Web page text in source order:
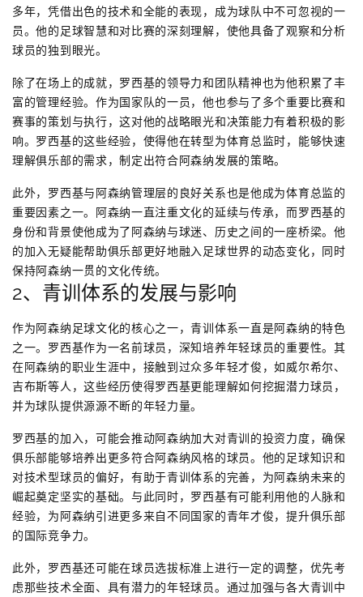
多年，凭借出色的技术和全能的表现，成为球队中不可忽视的一
员。他的足球智慧和对比赛的深刻理解，使他具备了观察和分析
球员的独到眼光。
除了在场上的成就，罗西基的领导力和团队精神也为他积累了丰
富的管理经验。作为国家队的一员，他也参与了多个重要比赛和
赛事的策划与执行，这对他的战略眼光和决策能力有着积极的影
响。罗西基的这些经验，使得他在转型为体育总监时，能够快速
理解俱乐部的需求，制定出符合阿森纳发展的策略。
此外，罗西基与阿森纳管理层的良好关系也是他成为体育总监的
重要因素之一。阿森纳一直注重文化的延续与传承，而罗西基的
身份和背景使他成为了阿森纳与球迷、历史之间的一座桥梁。他
的加入无疑能帮助俱乐部更好地融入足球世界的动态变化，同时
保持阿森纳一贯的文化传统。
2、青训体系的发展与影响
作为阿森纳足球文化的核心之一，青训体系一直是阿森纳的特色
之一。罗西基作为一名前球员，深知培养年轻球员的重要性。其
在阿森纳的职业生涯中，接触到过众多年轻才俊，如威尔希尔、
吉布斯等人，这些经历使得罗西基更能理解如何挖掘潜力球员，
并为球队提供源源不断的年轻力量。
罗西基的加入，可能会推动阿森纳加大对青训的投资力度，确保
俱乐部能够培养出更多符合阿森纳风格的球员。他的足球知识和
对技术型球员的偏好，有助于青训体系的完善，为阿森纳未来的
崛起奠定坚实的基础。与此同时，罗西基有可能利用他的人脉和
经验，为阿森纳引进更多来自不同国家的青年才俊，提升俱乐部
的国际竞争力。
此外，罗西基还可能在球员选拔标准上进行一定的调整，优先考
虑那些技术全面、具有潜力的年轻球员。通过加强与各大青训中